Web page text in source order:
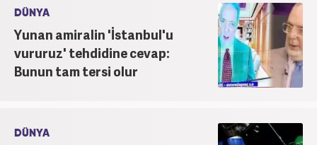
DÜNYA
Yunan amiralin 'İstanbul'u
vururuz' tehdidine cevap:
Bunun tam tersi olur
DÜNYA